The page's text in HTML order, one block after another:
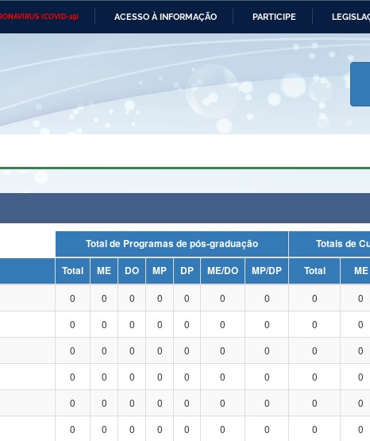
(COVID-19) ACESSO À INFORMAÇÃO PARTICIPE
Ministério das Relações Ministério da Economia
e dos Direitos Humanos
União Banco Central do Brasil Planalto
Total de Programas de pós-graduação
Totais de
Total ME DO MP DP ME/DO MP/DP Total ME
0 0 0 0 0 0 0 0 0
0 0 0 0 0 0 0 0 0
0 0 0 0 0 0 0 0 0
0 0 0 0 0 0 0 0 0
0 0 0 0 0 0 0 0 0
0 0 0 0 0 0 0 0 0